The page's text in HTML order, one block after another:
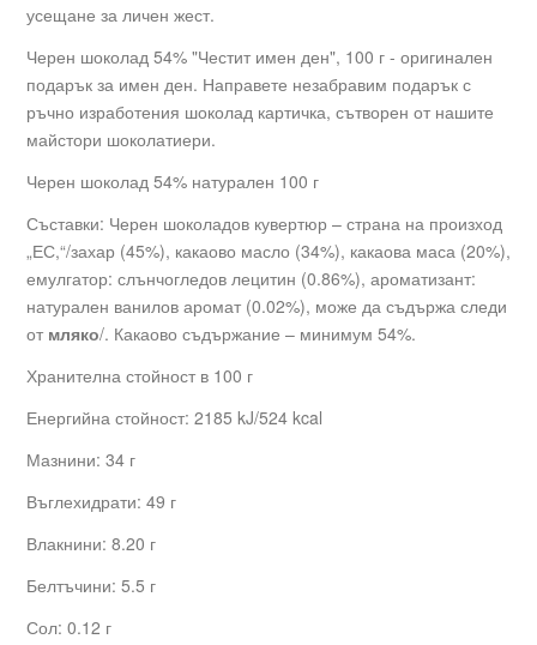
усещане за личен жест.
Черен шоколад 54% "Честит имен ден", 100 г - оригинален
подарък за имен ден. Направете незабравим подарък с
ръчно изработения шоколад картичка, сътворен от нашите
майстори шоколатиери.
Черен шоколад 54% натурален 100 г
Съставки: Черен шоколадов кувертюр – страна на произход
„ЕС,“/захар (45%), какаово масло (34%), какаова маса (20%),
емулгатор: слънчогледов лецитин (0.86%), ароматизант:
натурален ванилов аромат (0.02%), може да съдържа следи
от мляко/. Какаово съдържание – минимум 54%.
Хранителна стойност в 100 г
Енергийна стойност: 2185 kJ/524 kcal
Мазнини: 34 г
Въглехидрати: 49 г
Влакнини: 8.20 г
Белтъчини: 5.5 г
Сол: 0.12 г